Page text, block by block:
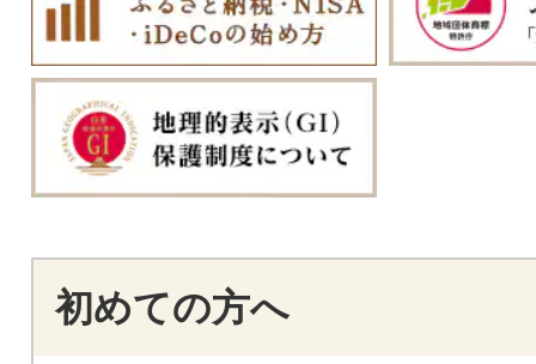
初めての方へ